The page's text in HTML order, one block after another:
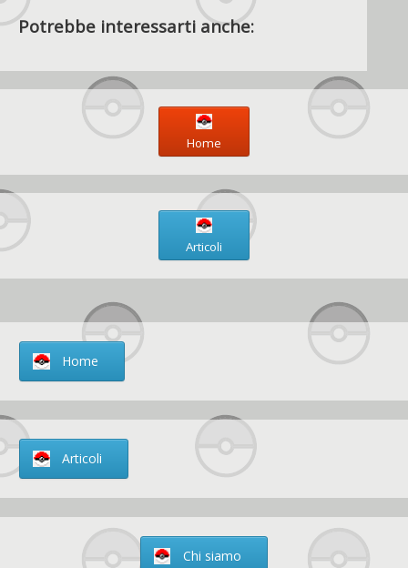
Potrebbe interessarti anche:
Home
Articoli
Home
Articoli
Chi siamo